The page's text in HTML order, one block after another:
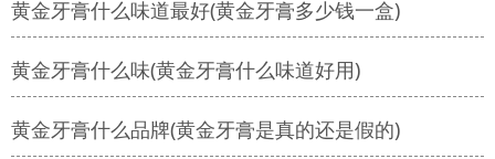
黄金牙膏什么味道最好(黄金牙膏多少钱一盒)
黄金牙膏什么味(黄金牙膏什么味道好用)
黄金牙膏什么品牌(黄金牙膏是真的还是假的)